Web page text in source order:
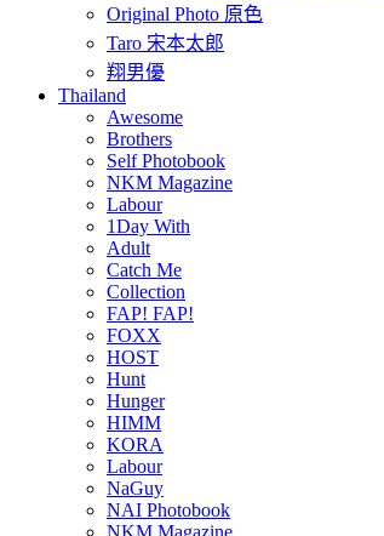
Original Photo 原色
Taro 宋本太郎
翔男優
Thailand
Awesome
Brothers
Self Photobook
NKM Magazine
Labour
1Day With
Adult
Catch Me
Collection
FAP! FAP!
FOXX
HOST
Hunt
Hunger
HIMM
KORA
Labour
NaGuy
NAI Photobook
NKM Magazine